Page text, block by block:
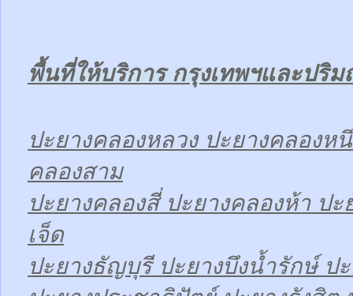
พื้นที่ให้บริการ กรุงเทพฯและปริ
ปะยางคลองหลวง ปะยางคลองห
คลองสาม
ปะยางคลองสี่ ปะยางคลองห้า ป
เจ็ด
ปะยางธัญบุรี ปะยางบึงน้ำรักษ์ ป